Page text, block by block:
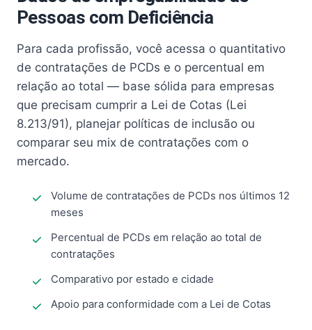
Pessoas com Deficiência
Para cada profissão, você acessa o quantitativo
de contratações de PCDs e o percentual em
relação ao total — base sólida para empresas
que precisam cumprir a Lei de Cotas (Lei
8.213/91), planejar políticas de inclusão ou
comparar seu mix de contratações com o
mercado.
Volume de contratações de PCDs nos últimos 12
meses
Percentual de PCDs em relação ao total de
contratações
Comparativo por estado e cidade
Apoio para conformidade com a Lei de Cotas